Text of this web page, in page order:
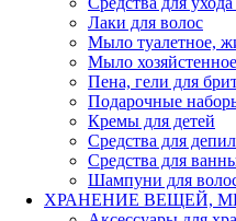
Лаки для волос
Мыло туалетное,
Мыло хозяйстенное
Пена, гели для
Подарочные
Кремы для детей
Средства для
Средства для
Шампуни для
ХРАНЕНИЕ ВЕЩЕЙ,